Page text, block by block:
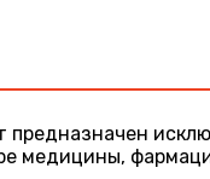
миопии у детей
предназначен
медицины,